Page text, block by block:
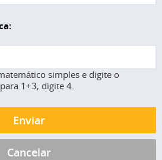
simples e digite o
1+3, digite 4.